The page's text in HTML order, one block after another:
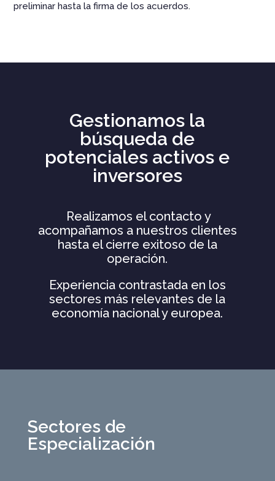
preliminar hasta la firma de los acuerdos.
Gestionamos la
búsqueda de
potenciales activos e
inversores
Realizamos el contacto y
acompañamos a nuestros clientes
hasta el cierre exitoso de la
operación.
Experiencia contrastada en los
sectores más relevantes de la
economía nacional y europea.
Sectores de
Especialización